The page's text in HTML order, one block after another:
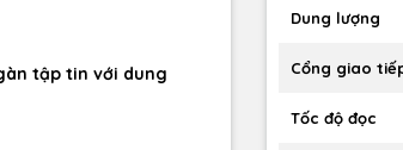
tập tin với dung
Dung lượng
Cổng giao
Tốc độ đọc